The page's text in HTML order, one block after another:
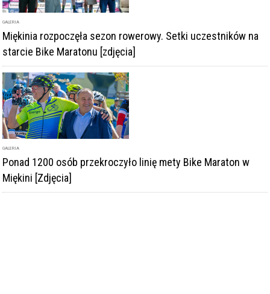
GALERIA
Miękinia rozpoczęła sezon rowerowy. Setki uczestników na
starcie Bike Maratonu [zdjęcia]
GALERIA
Ponad 1200 osób przekroczyło linię mety Bike Maraton w
Miękini [Zdjęcia]